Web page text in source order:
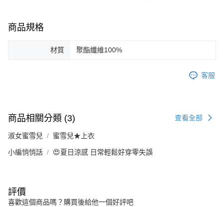
商品規格
材質 聚酯纖維100%
客服
商品相關分類 (3) 查看全部
淑女蜜雪兒 蜜雪兒★上衣
小編悄悄話 😍夏日涼感 日常輕鬆好穿零失誤
評價
喜歡這個商品嗎？購買後給他一個好評吧